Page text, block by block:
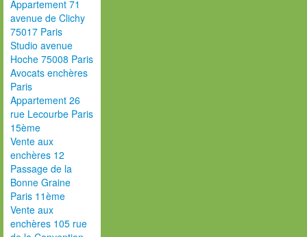
Appartement 71
avenue de Clichy
75017 Paris
Studio avenue
Hoche 75008 Paris
Avocats enchères
Paris
Appartement 26
rue Lecourbe Paris
15ème
Vente aux
enchères 12
Passage de la
Bonne Graine
Paris 11ème
Vente aux
enchères 105 rue